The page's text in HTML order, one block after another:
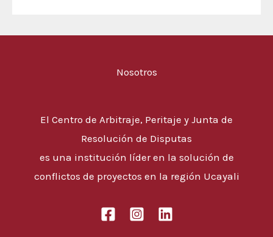
Nosotros
El Centro de Arbitraje, Peritaje y Junta de
Resolución de Disputas
es una institución líder en la solución de
conflictos de proyectos en la región Ucayali